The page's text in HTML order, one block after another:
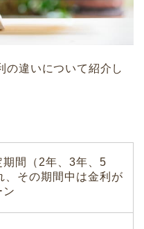
の違いについて紹介し
間（2年、3年、5
、その期間中は金利が
ン